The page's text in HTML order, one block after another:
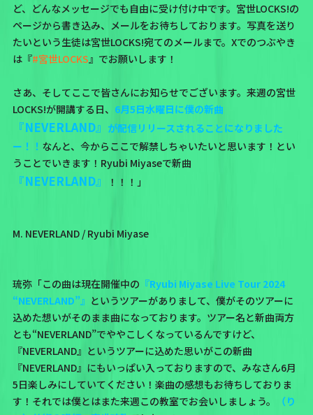
ど、どんなメッセージでも自由に受け付け中です。宮世LOCKS!の
ページから書き込み、メールをお待ちしております。写真を送り
たいという生徒は宮世LOCKS!宛てのメールまで。Xでのつぶやき
は『#宮世LOCKS 』でお願いします！
さあ、そしてここで皆さんにお知らせでございます。来週の宮世
LOCKS!が開講する日、 6月5日水曜日に僕の新曲
『NEVERLAND』 が配信リリースされることになりました
ー！！ なんと、今からここで解禁しちゃいたいと思います！とい
うことでいきます！Ryubi Miyaseで新曲
『NEVERLAND』 ！！！」
M. NEVERLAND / Ryubi Miyase
琉弥「この曲は現在開催中の 『Ryubi Miyase Live Tour 2024
“NEVERLAND”』 というツアーがありまして、僕がそのツアーに
込めた想いがそのまま曲になっております。ツアー名と新曲両方
とも“NEVERLAND”でややこしくなっているんですけど、
『NEVERLAND』というツアーに込めた思いがこの新曲
『NEVERLAND』にもいっぱい入っておりますので、みなさん6月
5日楽しみにしていてください！楽曲の感想もお待ちしておりま
す！それでは僕とはまた来週この教室でお会いしましょう。
（り